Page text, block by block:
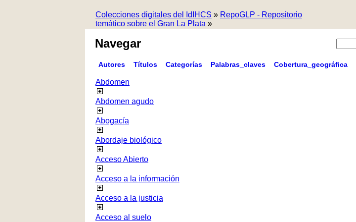
Colecciones digitales del IdIHCS » RepoGLP - Repositorio
temático sobre el Gran La Plata »
Navegar
Autores Títulos Categorías Palabras_claves Cobertura_geográfica
Abdomen
Abdomen agudo
Abogacía
Abordaje biológico
Acceso Abierto
Acceso a la información
Acceso a la justicia
Acceso al suelo